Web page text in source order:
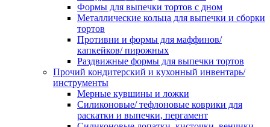
Формы для выпечки тортов с дном
Металлические кольца для выпечки и сборки
тортов
Противни и формы для маффинов/
капкейков/ пирожных
Раздвижные формы для выпечки тортов
Прочий кондитерский и кухонный инвентарь/
инструменты
Мерные кувшины и ложки
Силиконовые/ тефлоновые коврики для
раскатки и выпечки, пергамент